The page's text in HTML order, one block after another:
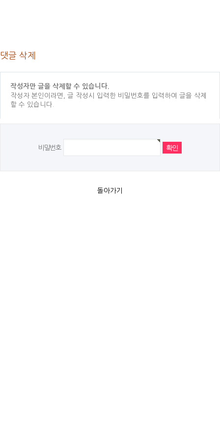
댓글 삭제
작성자만 글을 삭제할 수 있습니다.
작성자 본인이라면, 글 작성시 입력한 비밀번호를 입력하여 글을 삭제
할 수 있습니다.
비밀번호
돌아가기